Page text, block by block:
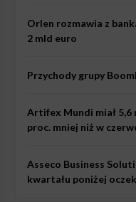
Orlen rozmawia z
2 mld euro
Przychody grupy
Artifex Mundi miał 5,6
proc. mniej niż w
Asseco Business
kwartału poniżej